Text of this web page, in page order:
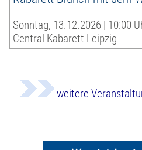
Sonntag, 13.12.2026 | 10:00
Central Kabarett Leipzig
weitere